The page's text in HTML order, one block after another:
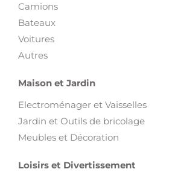
Camions
Bateaux
Voitures
Autres
Maison et Jardin
Electroménager et Vaisselles
Jardin et Outils de bricolage
Meubles et Décoration
Loisirs et Divertissement